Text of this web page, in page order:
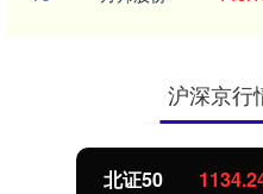
沪深京行
北证50